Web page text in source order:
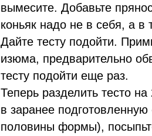
вымесите. Добавьте
коньяк надо не в себя, а в
Дайте тесту подойти.
изюма, предварительно
тесту подойти еще раз.
Теперь разделить тесто
в заранее
половины формы),